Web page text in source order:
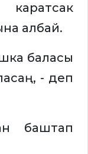
албай.
баласы
- деп
баштап